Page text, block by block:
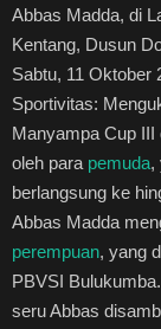
Environmental
Kuliner
Cerpen
Puisi
Kolom
Abbas Madda, di
Kentang, Dusun
Sabtu, 11 Oktober
Sportivitas:
Manyampa Cup
oleh para pemuda,
berlangsung ke
Abbas Madda
perempuan, yang
PBVSI
seru Abbas